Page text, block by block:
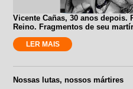
Vicente Cañas, 30 anos
Reino. Fragmentos de seu
LER MAIS
Nossas lutas, nossos mártires